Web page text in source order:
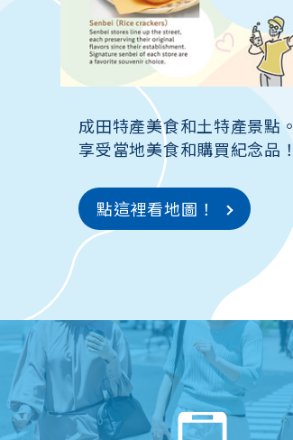
成田特產美食和土特產景點。
享受當地美食和購買紀念品！
點這裡看地圖！